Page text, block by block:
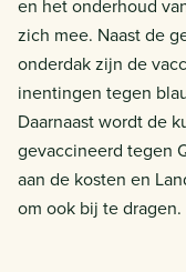
en het onderhoud
zich mee. Naast de
onderdak zijn de
inentingen tegen
Daarnaast wordt de
gevaccineerd tegen
aan de kosten en
om ook bij te dragen.